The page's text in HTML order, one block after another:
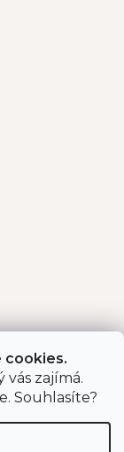
cookies.
zajímá.
Souhlasíte?